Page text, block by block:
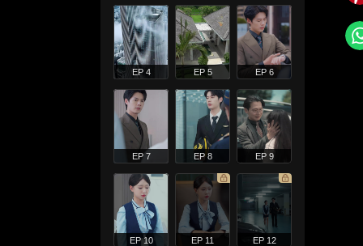
EP 4 EP 5 EP 6
EP 7 EP 8 EP 9
EP 10 EP 11 EP 12